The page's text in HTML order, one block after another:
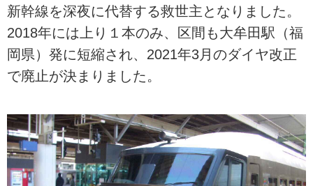
新幹線を深夜に代替する救世主となりました。
2018年には上り１本のみ、区間も大牟田駅（福
岡県）発に短縮され、2021年3月のダイヤ改正
で廃止が決まりました。